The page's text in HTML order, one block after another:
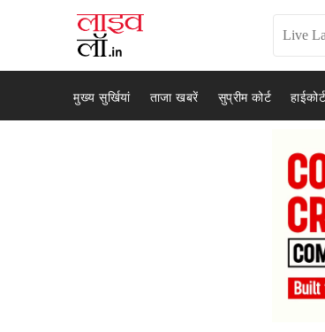
मुख्य सुर्खियां ताजा खबरें सुप्रीम कोर्ट हाईकोर्ट